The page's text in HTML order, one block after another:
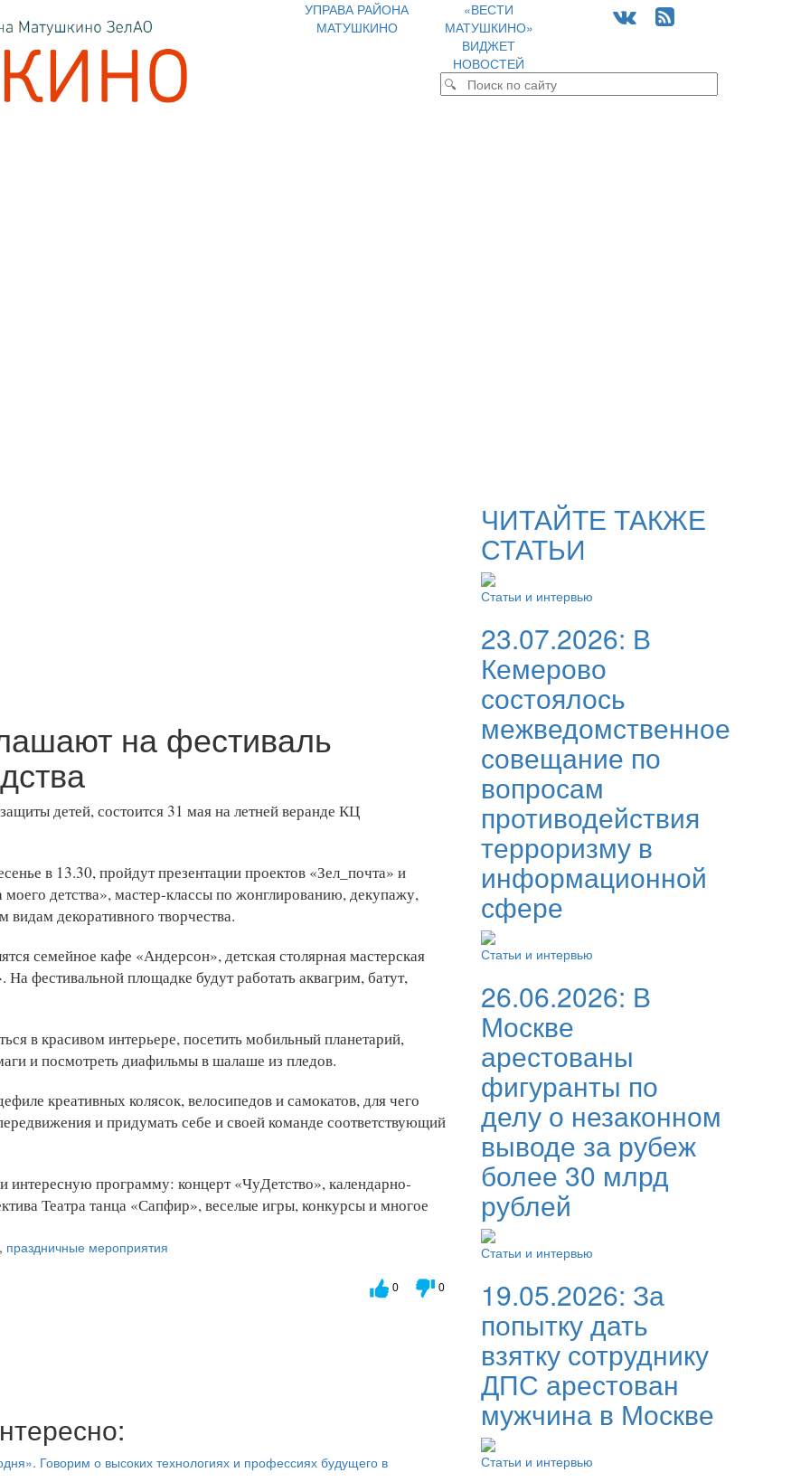
УПРАВА РАЙОНА
МАТУШКИНО
«ВЕСТИ
МАТУШКИНО»
ВИДЖЕТ
НОВОСТЕЙ
на фестиваль
детей, состоится 31 мая на летней веранде КЦ
в 13.30, пройдут презентации проектов «Зел_почта» и
детства», мастер-классы по жонглированию, декупажу,
декоративного творчества.
семейное кафе «Андерсон», детская столярная мастерская
фестивальной площадке будут работать аквагрим, батут,
в красивом интерьере, посетить мобильный планетарий,
и посмотреть диафильмы в шалаше из пледов.
креативных колясок, велосипедов и самокатов, для чего
и придумать себе и своей команде соответствующий
интересную программу: концерт «ЧуДетство», календарно-
Театра танца «Сапфир», веселые игры, конкурсы и многое
, праздничные мероприятия
0 0
Говорим о высоких технологиях и профессиях будущего в
ЧИТАЙТЕ ТАКЖЕ
СТАТЬИ
Статьи и интервью
23.07.2026: В
Кемерово
состоялось
межведомственное
совещание по
вопросам
противодействия
терроризму в
информационной
сфере
Статьи и интервью
26.06.2026: В
Москве
арестованы
фигуранты по
делу о незаконном
выводе за рубеж
более 30 млрд
рублей
Статьи и интервью
19.05.2026: За
попытку дать
взятку сотруднику
ДПС арестован
мужчина в Москве
Статьи и интервью